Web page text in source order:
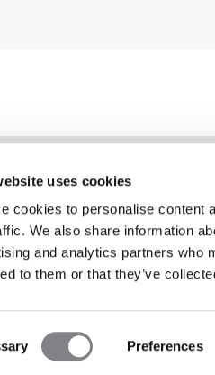
uses cookies
cookies to personalise content
We also share information
and analytics partners who
to them or that they’ve
Preferences